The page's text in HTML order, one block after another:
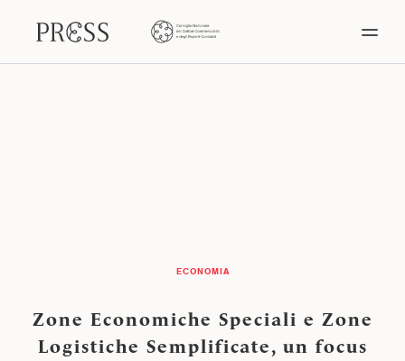
ECONOMIA
Zone Economiche Speciali e Zone
Logistiche Semplificate, un focus